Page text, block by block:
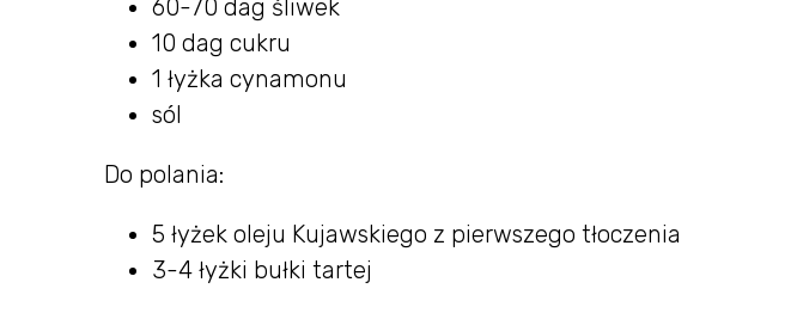
60-70 dag śliwek
10 dag cukru
1 łyżka cynamonu
sól
Do polania:
5 łyżek oleju Kujawskiego z pierwszego tłoczenia
3-4 łyżki bułki tartej